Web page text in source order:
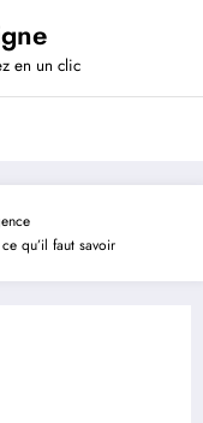
en un clic
qu’il faut savoir